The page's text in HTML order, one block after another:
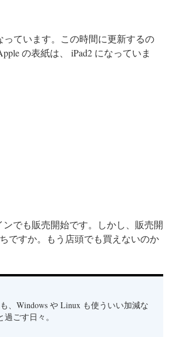
っています。この時間に更新するの
の表紙は、 iPad2 になっていま
でも販売開始です。しかし、販売開
ですか。もう店頭でも買えないのか
、Windows や Linux も使ういい加減な
ごす日々。